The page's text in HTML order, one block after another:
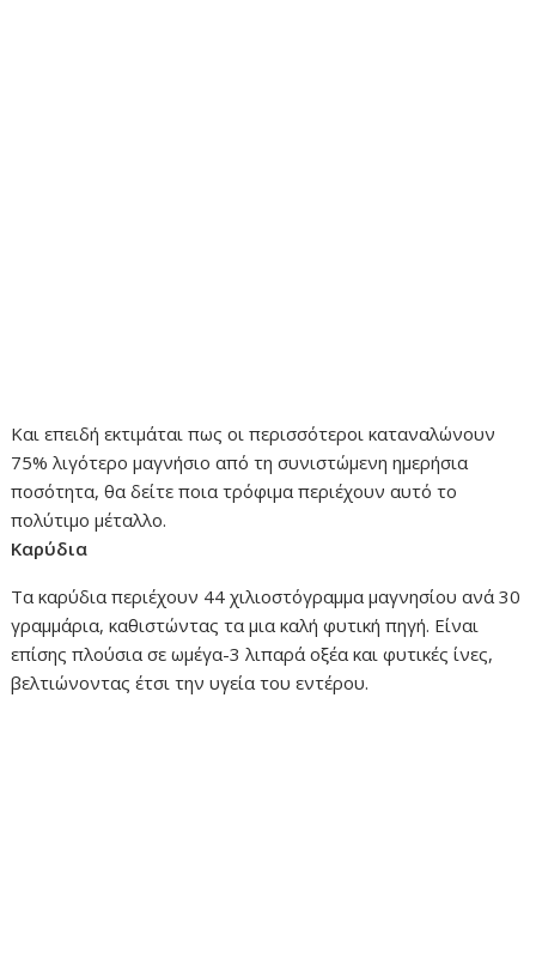
Και επειδή εκτιμάται πως οι περισσότεροι καταναλώνουν
75% λιγότερο μαγνήσιο από τη συνιστώμενη ημερήσια
ποσότητα, θα δείτε ποια τρόφιμα περιέχουν αυτό το
πολύτιμο μέταλλο.
Καρύδια
Τα καρύδια περιέχουν 44 χιλιοστόγραμμα μαγνησίου ανά 30
γραμμάρια, καθιστώντας τα μια καλή φυτική πηγή. Είναι
επίσης πλούσια σε ωμέγα-3 λιπαρά οξέα και φυτικές ίνες,
βελτιώνοντας έτσι την υγεία του εντέρου.